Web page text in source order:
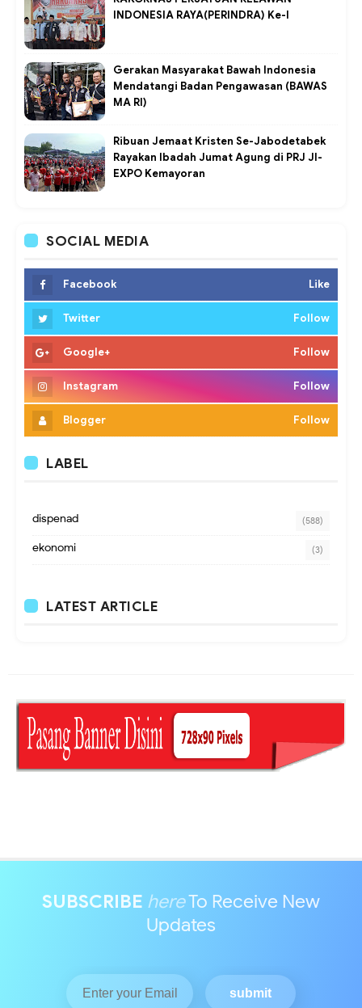
INDONESIA RAYA(PERINDRA) Ke-I
Gerakan Masyarakat Bawah Indonesia
Mendatangi Badan Pengawasan (BAWAS
MA RI)
Ribuan Jemaat Kristen Se-Jabodetabek
Rayakan Ibadah Jumat Agung di PRJ JI-
EXPO Kemayoran
SOCIAL MEDIA
Facebook Like
Twitter Follow
Google+ Follow
Instagram Follow
Blogger Follow
LABEL
dispenad (588)
ekonomi (3)
LATEST ARTICLE
SUBSCRIBE hereTo Receive New
Updates